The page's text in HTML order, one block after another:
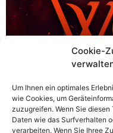
Cookie-
Um Ihnen ein optimales
wie Cookies, um
zuzugreifen. Wenn Sie
Daten wie das Surfverhalten
verarbeiten. Wenn Sie Ihree
Tamara – Werwölfe,
Geheimnis / Ein
Ein schrecklicher Plan
Hauptner hat ihren
hingeschmissen. Das